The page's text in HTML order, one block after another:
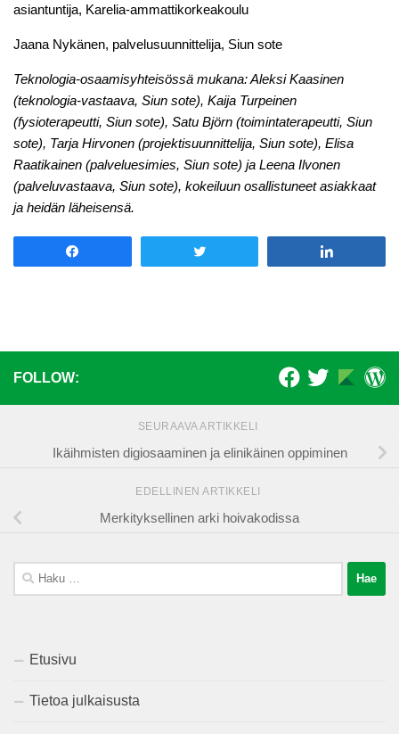
asiantuntija, Karelia-ammattikorkeakoulu
Jaana Nykänen, palvelusuunnittelija, Siun sote
Teknologia-osaamisyhteisössä mukana: Aleksi Kaasinen
(teknologia-vastaava, Siun sote), Kaija Turpeinen
(fysioterapeutti, Siun sote), Satu Björn (toimintaterapeutti, Siun
sote), Tarja Hirvonen (projektisuunnittelija, Siun sote), Elisa
Raatikainen (palveluesimies, Siun sote) ja Leena Ilvonen
(palveluvastaava, Siun sote), kokeiluun osallistuneet asiakkaat
ja heidän läheisensä.
FOLLOW:
SEURAAVA ARTIKKELI
Ikäihmisten digiosaaminen ja elinikäinen oppiminen
EDELLINEN ARTIKKELI
Merkityksellinen arki hoivakodissa
Haku:
Etusivu
Tietoa julkaisusta